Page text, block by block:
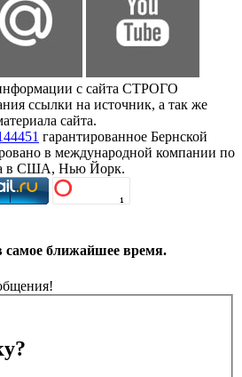
с сайта СТРОГО
ссылки на источник, а так же
сайта.
гарантированное Бернской
в международной компании по
в США, Нью Йорк.
ближайшее время.